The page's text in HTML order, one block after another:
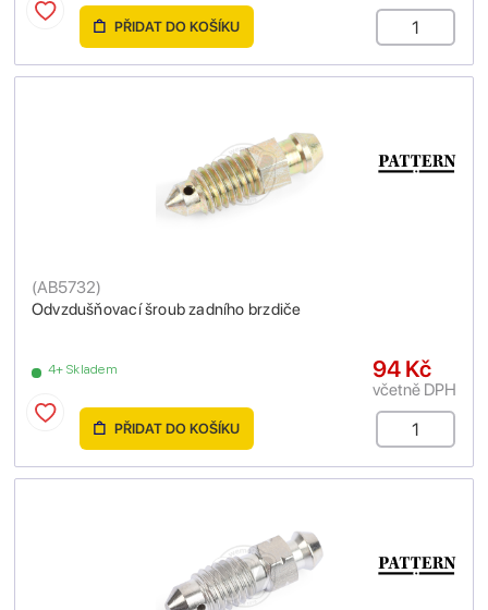
PŘIDAT DO KOŠÍKU
Odvzdušňovací šroub zadního brzdiče
(AB5732)
4+ Skladem 94 Kč
včetně DPH
PŘIDAT DO KOŠÍKU